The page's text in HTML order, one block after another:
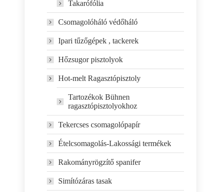
Takarófólia
Csomagolóháló védőháló
Ipari tűzőgépek , tackerek
Hőzsugor pisztolyok
Hot-melt Ragasztópisztoly
Tartozékok Bühnen
ragasztópisztolyokhoz
Tekercses csomagolópapír
Ételcsomagolás-Lakossági termékek
Rakományrögzítő spanifer
Simítózáras tasak